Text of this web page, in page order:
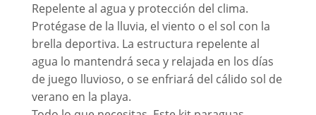
Repelente al agua y protección del clima.
Protégase de la lluvia, el viento o el sol con la
brella deportiva. La estructura repelente al
agua lo mantendrá seca y relajada en los días
de juego lluvioso, o se enfriará del cálido sol de
verano en la playa.